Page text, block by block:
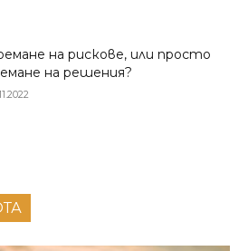
на рискове, или просто
на решения?